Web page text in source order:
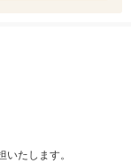
たします。